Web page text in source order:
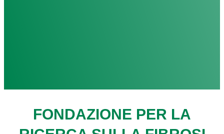
FONDAZIONE PER LA